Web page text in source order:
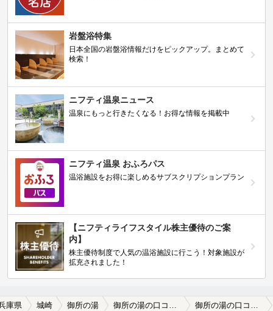
岩盤浴特集
日本全国の岩盤浴情報だけをピックアップ。まとめて
検索！
ニフティ温泉ニュース
温泉にもっと行きたくなる！お得な情報を掲載中
ニフティ温泉 おふろパス
温浴施設をお得に楽しめるサブスクリプションプラン
【ニフティライフスタイル株主優待のご案
内】
株主優待制度で人気の温浴施設に行こう！対象施設が
拡充されました！
庫県 城崎 御所の湯